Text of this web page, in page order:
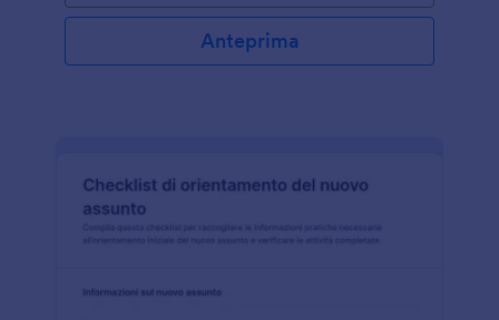
Anteprima